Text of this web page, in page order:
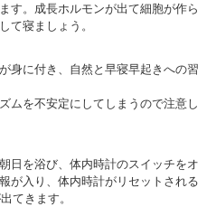
す。成長ホルモンが出て細胞が作ら
て寝ましょう。
身に付き、自然と早寝早起きへの習
ムを不安定にしてしまうので注意し
日を浴び、体内時計のスイッチをオ
が入り、体内時計がリセットされる
てきます。